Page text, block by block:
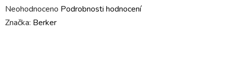
Průměrné
hodnocení
Neohodnoceno Podrobnosti hodnocení
Značka: Berker